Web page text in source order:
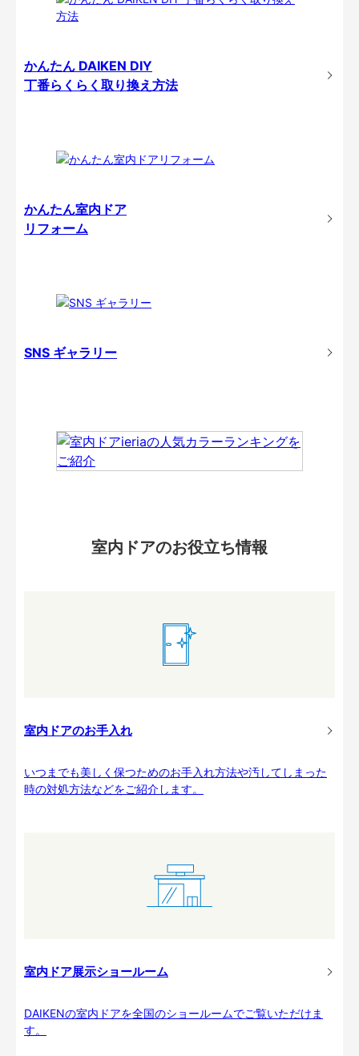
かんたん DAIKEN DIY
丁番らくらく取り換え方法
かんたん室内ドア
リフォーム
SNS ギャラリー
室内ドアのお役立ち情報
室内ドアのお手入れ
いつまでも美しく保つためのお手入れ方法や汚してしまった
時の対処方法などをご紹介します。
室内ドア展示ショールーム
DAIKENの室内ドアを全国のショールームでご覧いただけま
す。